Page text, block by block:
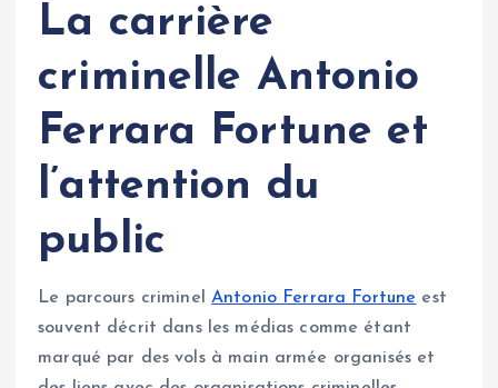
La carrière
criminelle Antonio
Ferrara Fortune et
l’attention du
public
Le parcours criminelAntonio Ferrara Fortune est
souvent décrit dans les médias comme étant
marqué par des vols à main armée organisés et